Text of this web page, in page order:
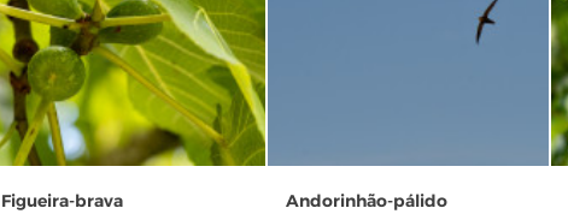
Figueira-brava Andorinhão-pálido